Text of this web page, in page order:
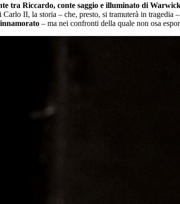
tra Riccardo, conte saggio e illuminato di
II, la storia – che, presto, si tramuterà in tragedia
– ma nei confronti della quale non osa